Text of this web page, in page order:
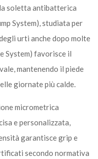
soletta antibatterica
System), studiata per
urti anche dopo molte
System) favorisce il
mantenendo il piede
giornate più calde.
micrometrica
e personalizzata,
garantisce grip e
secondo normativa